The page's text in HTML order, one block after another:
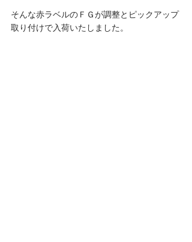
そんな赤ラベルのＦＧが調整とピックアップ
取り付けで入荷いたしました。